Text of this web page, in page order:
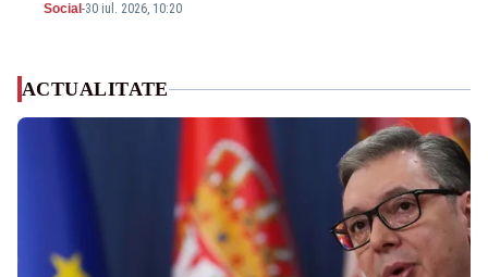
Social -30 iul. 2026, 10:20
ACTUALITATE